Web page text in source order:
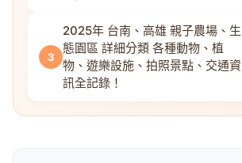
3
2025年 台南、高雄 親子農場、生
態園區 詳細分類 各種動物、植
物、遊樂設施、拍照景點、交通資
訊全記錄！